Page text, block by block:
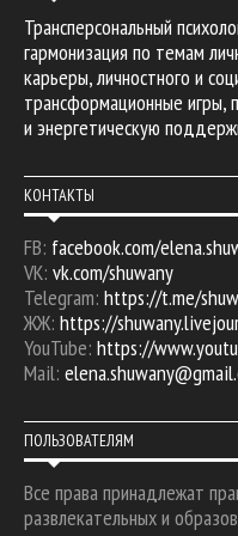
Трансперсональный
гармонизация по темам
карьеры, личностного и
трансформационные игры,
и энергетическую
КОНТАКТЫ
FB: facebook.com/
VK: vk.com/shuwany
Telegram: https://t.me/
ЖЖ: https://
YouTube: https://
Mail:
ПОЛЬЗОВАТЕЛЯМ
Все права принадлежат
развлекательных и